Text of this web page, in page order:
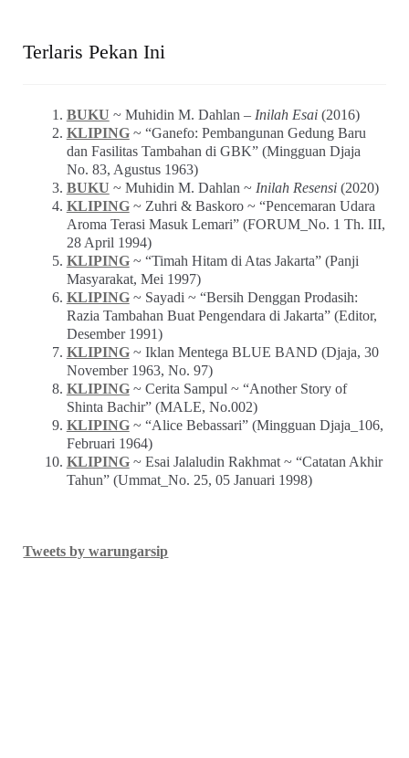
Terlaris Pekan Ini
BUKU ~ Muhidin M. Dahlan – Inilah Esai(2016)
KLIPING~ “Ganefo: Pembangunan Gedung Baru
dan Fasilitas Tambahan di GBK” (Mingguan Djaja
No. 83, Agustus 1963)
BUKU ~ Muhidin M. Dahlan ~ Inilah Resensi(2020)
KLIPING~ Zuhri & Baskoro ~ “Pencemaran Udara
Aroma Terasi Masuk Lemari” (FORUM_No. 1 Th. III,
28 April 1994)
KLIPING~ “Timah Hitam di Atas Jakarta” (Panji
Masyarakat, Mei 1997)
KLIPING~ Sayadi ~ “Bersih Denggan Prodasih:
Razia Tambahan Buat Pengendara di Jakarta” (Editor,
Desember 1991)
KLIPING~ Iklan Mentega BLUE BAND (Djaja, 30
November 1963, No. 97)
KLIPING~ Cerita Sampul ~ “Another Story of
Shinta Bachir” (MALE, No.002)
KLIPING~ “Alice Bebassari” (Mingguan Djaja_106,
Februari 1964)
KLIPING~ Esai Jalaludin Rakhmat ~ “Catatan Akhir
Tahun” (Ummat_No. 25, 05 Januari 1998)
Tweets by warungarsip